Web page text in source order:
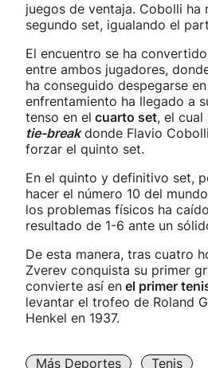
juegos de ventaja. Cobolli ha
segundo set, igualando el
El encuentro se ha
entre ambos jugadores,
ha conseguido despegarse
enfrentamiento ha llegado a
tenso en el cuarto set, el cual
tie-breakdonde Flavio
forzar el quinto set.
En el quinto y definitivo set,
hacer el número 10 del
los problemas físicos ha
resultado de 1-6 ante un
De esta manera, tras cuatro
Zverev conquista su primer
convierte así en el primer
levantar el trofeo de Roland
Henkel en 1937.
Más Deportes
Tenis